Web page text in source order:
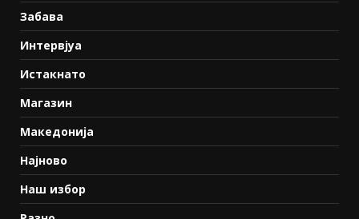
Забава
Интервјуа
Истакнато
Магазин
Македонија
Најново
Наш избор